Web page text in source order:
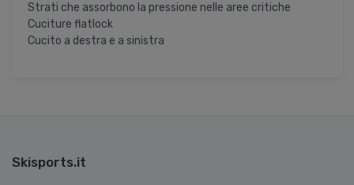
Strati che assorbono la pressione nelle aree critiche
Cuciture flatlock
Cucito a destra e a sinistra
Skisports.it